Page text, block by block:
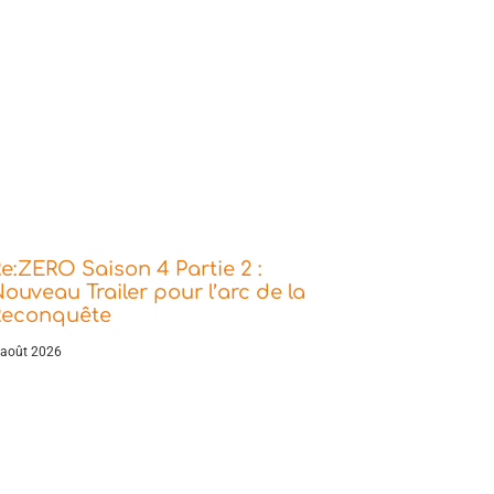
Saison 4 Partie 2 :
Trailer pour l’arc de la
2026